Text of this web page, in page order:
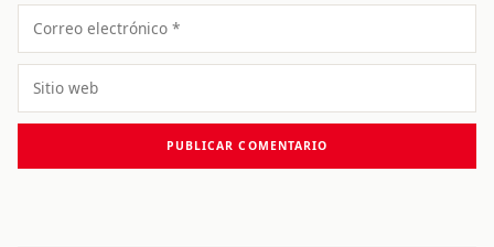
Correo
electrónico
Sitio
web